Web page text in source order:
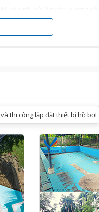
thi công lắp đặt thiết bị hồ bơi